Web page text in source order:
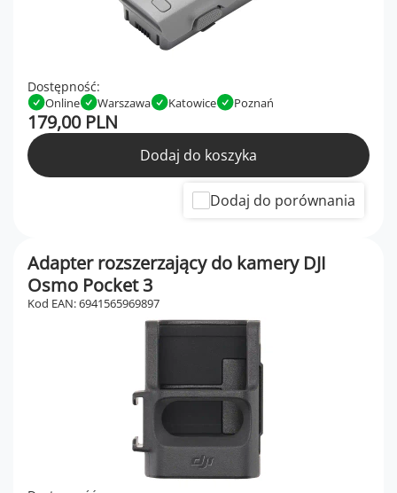
Dostępność:
Online Warszawa Katowice Poznań
179,00 PLN
Dodaj do koszyka
Dodaj do porównania
Adapter rozszerzający do kamery DJI
Osmo Pocket 3
Kod EAN: 6941565969897